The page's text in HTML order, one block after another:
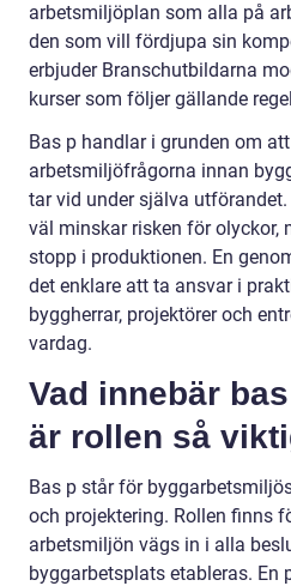
arbetsmiljöplan som alla på
den som vill fördjupa sin
erbjuder Branschutbildarna
kurser som följer gällande
Bas p handlar i grunden om
arbetsmiljöfrågorna innan
tar vid under själva
väl minskar risken för olyckor,
stopp i produktionen. En
det enklare att ta ansvar i
byggherrar, projektörer och
vardag.
Vad innebär
är rollen så
Bas p står för
och projektering. Rollen finns
arbetsmiljön vägs in i alla
byggarbetsplats etableras. En